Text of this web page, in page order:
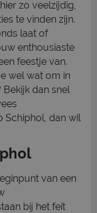
zo veelzijdig,
te vinden zijn.
laat of
enthousiaste
feestje van.
wel wat om in
dan snel
Schiphol, dan wil
van een
bij het feit